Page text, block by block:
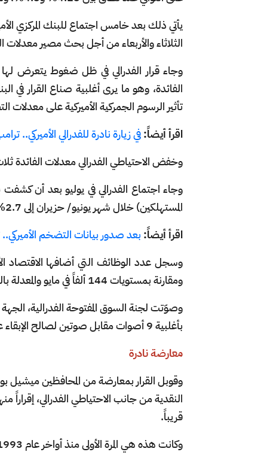
يأتي ذلك بعد خامس اجتماع للبنك المركزي
الثلاثاء والأربعاء من أجل بحث مصير معدلات
وجاء قرار الفدرالي في ظل ضغوط يتعرض
الفائدة، وهو ما يرى أغلبية صناع القرار
تأثير الرسوم الجمركية الأميركية على معدلات
اقرأ أيضاً:في زيارة نادرة للفدرالي
وخفض الاحتياطي الفدرالي معدلات الفائدة ثلاث مرات في
وجاء اجتماع الفدرالي في يوليو بعد أن
المستهلكين) خلال شهر يونيو/ حزيران إلى 2.7% مقابل 2.4% في مايو/ أيار، لكنه جاء موافقاً للتوقعات.
اقرأ أيضاً:بعد صدور بيانات التضخم
ومقارنة بمستويات 144 ألفاً في مايو والمعدلة بالرفع، بحسب ما كشفت عنه بيانات وزارة العمل الأميركية.
وصوّتت لجنة السوق المفتوحة الفدرالية،
بأغلبية 9 أصوات مقابل صوتين لصالح الإبقاء على معدل الفائدة دون تغيير.
معارضة نادرة
وقوبل القرار بمعارضة من المحافظين ميشيل
النقدية من جانب الاحتياطي الفدرالي،
قريباً.